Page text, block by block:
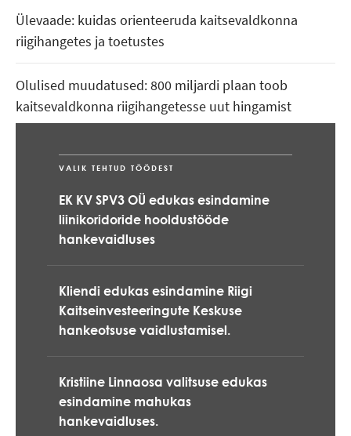
Ülevaade: kuidas orienteeruda kaitsevaldkonna
riigihangetes ja toetustes
Olulised muudatused: 800 miljardi plaan toob
kaitsevaldkonna riigihangetesse uut hingamist
Intellektuaalomandi kuuluvus – innovatsiooni
võimalik pidur riigihangetes
VALIK TEHTUD TÖÖDEST
EK KV SPV3 OÜ edukas esindamine
liinikoridoride hooldustööde
hankevaidluses
Kliendi edukas esindamine Riigi
Kaitseinvesteeringute Keskuse
hankeotsuse vaidlustamisel.
Kristiine Linnaosa valitsuse edukas
esindamine mahukas
hankevaidluses.